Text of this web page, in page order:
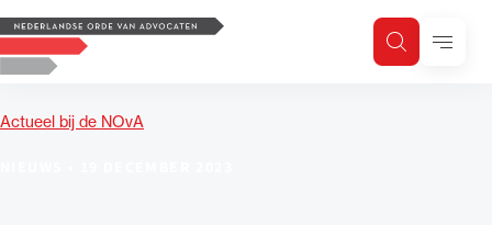
Logo, to the homepage
ZoekenMenu
Actueel bij de NOvA
Zoeken
Zoek op trefwoord